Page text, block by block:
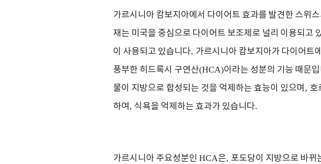
가르시니아 캄보지아에서 다이어트 효과를 발견한 스위
재는 미국을 중심으로 다이어트 보조제로 널리 이용되고
이 사용되고 있습니다. 가르시니아 캄보지아가 다이어트
풍부한 히드록시 구연산(HCA)이라는 성분의 기능 때문
물이 지방으로 합성되는 것을 억제하는 효능이 있으며 , 호
하여 , 식욕을 억제하는 효과가 있습니다.
가르시니아 주요성분인 HCA은, 포도당이 지방으로 바뀌